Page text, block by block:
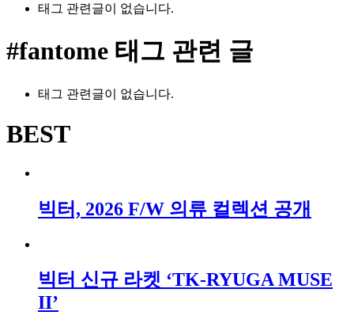
태그 관련글이 없습니다.
#fantome 태그 관련 글
태그 관련글이 없습니다.
BEST
빅터, 2026 F/W 의류 컬렉션 공개
빅터 신규 라켓 ‘TK-RYUGA MUSE
II’